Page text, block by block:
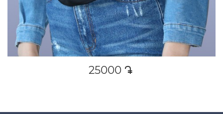
25000 դր․